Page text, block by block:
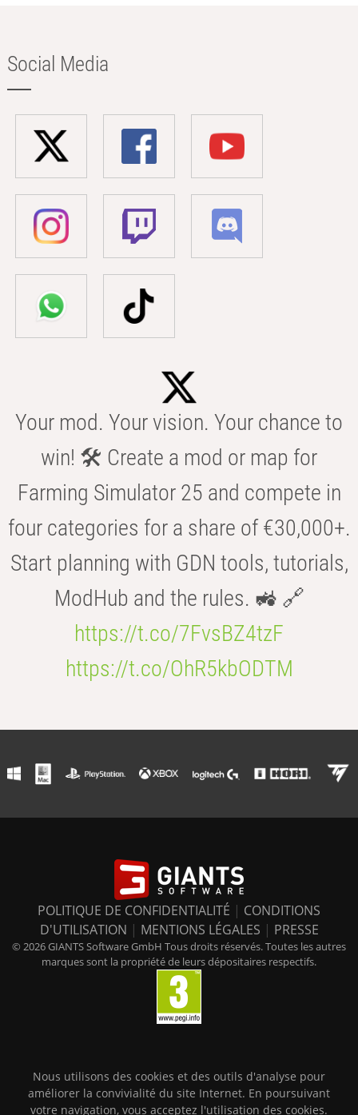
Social Media
Your mod. Your vision. Your chance to
win! 🛠️ Create a mod or map for
Farming Simulator 25 and compete in
four categories for a share of €30,000+.
Start planning with GDN tools, tutorials,
ModHub and the rules. 🚜 🔗
https://t.co/7FvsBZ4tzF
https://t.co/OhR5kbODTM
POLITIQUE DE CONFIDENTIALITÉ | CONDITIONS
D'UTILISATION | MENTIONS LÉGALES | PRESSE
© 2026 GIANTS Software GmbH Tous droits réservés. Toutes les autres
marques sont la propriété de leurs dépositaires respectifs.
Nous utilisons des cookies et des outils d'analyse pour
améliorer la convivialité du site Internet. En poursuivant
votre navigation, vous acceptez l'utilisation des cookies.